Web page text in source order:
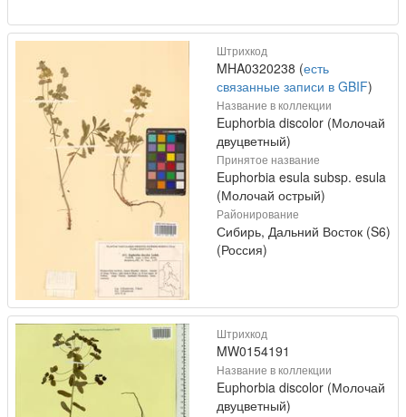
Штрихкод
MHA0320238 (есть
связанные записи в GBIF)
Название в коллекции
Euphorbia discolor (Молочай
двуцветный)
Принятое название
Euphorbia esula subsp. esula
(Молочай острый)
Районирование
Сибирь, Дальний Восток (S6)
(Россия)
Штрихкод
MW0154191
Название в коллекции
Euphorbia discolor (Молочай
двуцветный)